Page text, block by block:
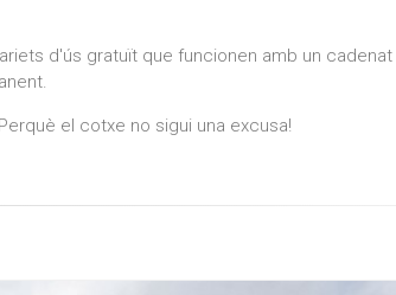
d'ús gratuït que funcionen amb un cadenat
el cotxe no sigui una excusa!